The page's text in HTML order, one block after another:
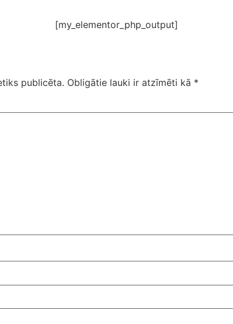
[my_elementor_php_output]
publicēta. Obligātie lauki ir atzīmēti kā *